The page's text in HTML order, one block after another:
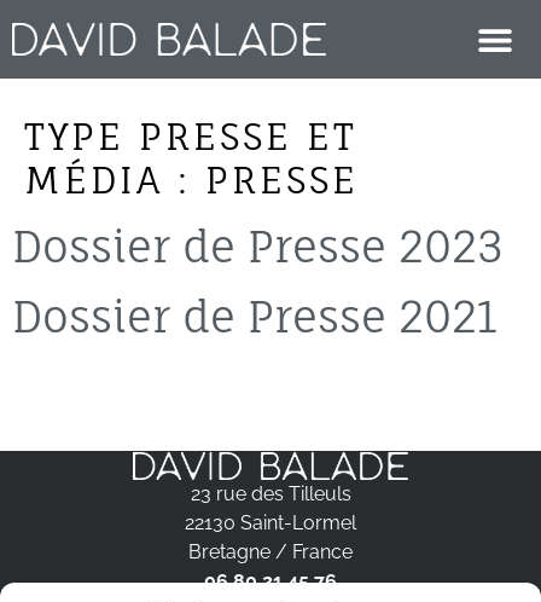
TYPE PRESSE ET
MÉDIA : PRESSE
Dossier de Presse 2023
Dossier de Presse 2021
23 rue des Tilleuls
22130 Saint-Lormel
Bretagne / France
06 80 21 45 76